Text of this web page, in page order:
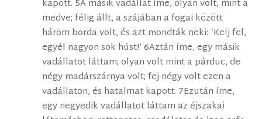
kapott. 5A másik vadállat íme, olyan volt, mint a
medve; félig állt, a szájában a fogai között
három borda volt, és azt mondták neki: ‘Kelj fel,
egyél nagyon sok húst!’ 6Aztán íme, egy másik
vadállatot láttam; olyan volt mint a párduc, de
négy madárszárnya volt; fej négy volt ezen a
vadállaton, és hatalmat kapott. 7Ezután íme,
egy negyedik vadállatot láttam az éjszakai